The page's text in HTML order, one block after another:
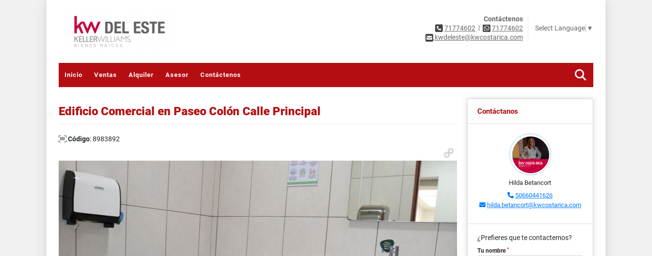
Contáctenos
71774602 |
71774602
kwdeleste@kwcostarica.com
Select Language ▼
Inicio Ventas Alquiler Asesor Contáctenos
Edificio Comercial en Paseo Colón Calle Principal
Código: 8983892
Contáctanos
Hilda Betancort
50660441626
hilda.betancort@kwcostarica.com
¿Prefieres que te contactemos?
Tu nombre *